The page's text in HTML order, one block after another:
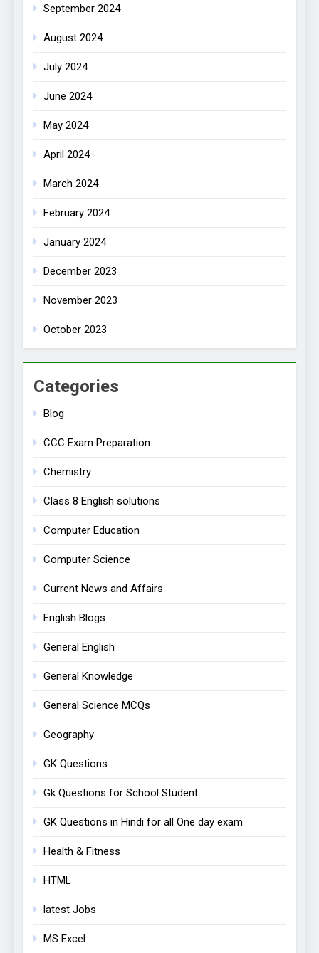
September 2024
August 2024
July 2024
June 2024
May 2024
April 2024
March 2024
February 2024
January 2024
December 2023
November 2023
October 2023
Categories
Blog
CCC Exam Preparation
Chemistry
Class 8 English solutions
Computer Education
Computer Science
Current News and Affairs
English Blogs
General English
General Knowledge
General Science MCQs
Geography
GK Questions
Gk Questions for School Student
GK Questions in Hindi for all One day exam
Health & Fitness
HTML
latest Jobs
MS Excel